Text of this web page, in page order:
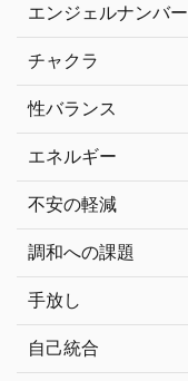
エンジェルナンバー
チャクラ
性バランス
エネルギー
不安の軽減
調和への課題
手放し
自己統合